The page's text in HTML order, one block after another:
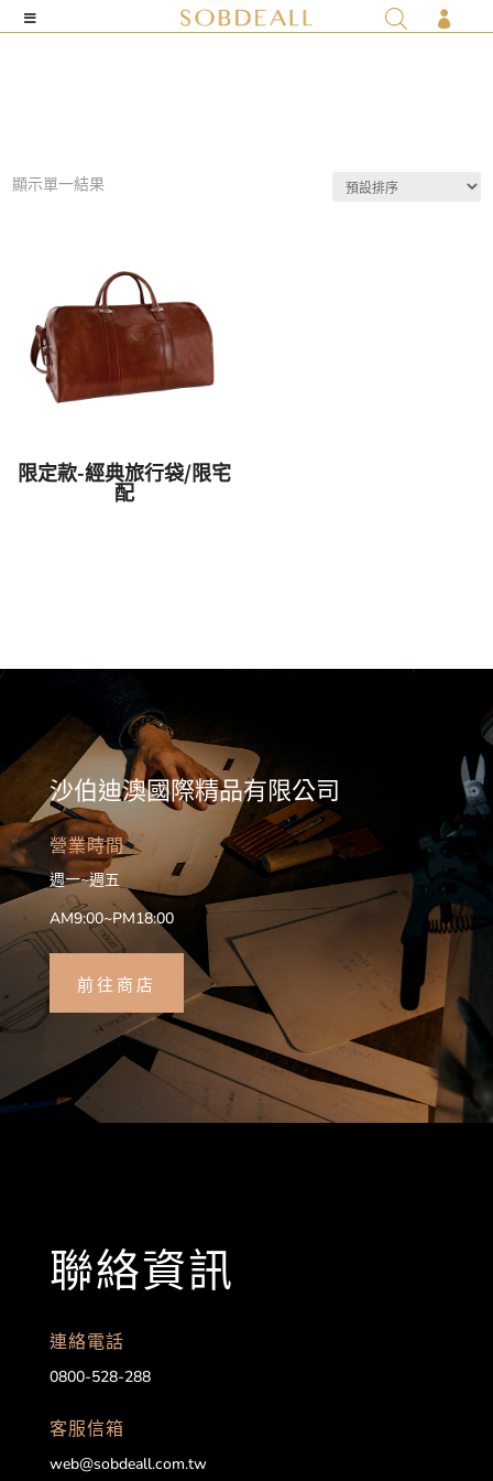

顯示單一結果
限定款-經典旅行袋/限宅
配
沙伯迪澳國際精品有限公司
營業時間
週一~週五
AM9:00~PM18:00
前往商店
聯絡資訊
連絡電話
0800-528-288
客服信箱
web@sobdeall.com.tw